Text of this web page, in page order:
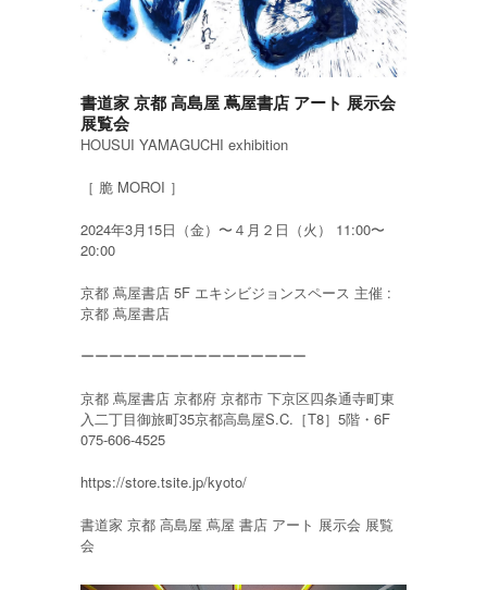
書道家 京都 高島屋 蔦屋書店 アート 展示会
展覧会
HOUSUI YAMAGUCHI exhibition
［ 脆 MOROI ］
2024年3月15日（金）〜４月２日（火） 11:00〜
20:00
京都 蔦屋書店 5F エキシビジョンスペース 主催 :
京都 蔦屋書店
ーーーーーーーーーーーーーーーー
京都 蔦屋書店 京都府 京都市 下京区四条通寺町東
入二丁目御旅町35京都高島屋S.C.［T8］5階・6F
075-606-4525
https://store.tsite.jp/kyoto/
書道家 京都 高島屋 蔦屋 書店 アート 展示会 展覧
会